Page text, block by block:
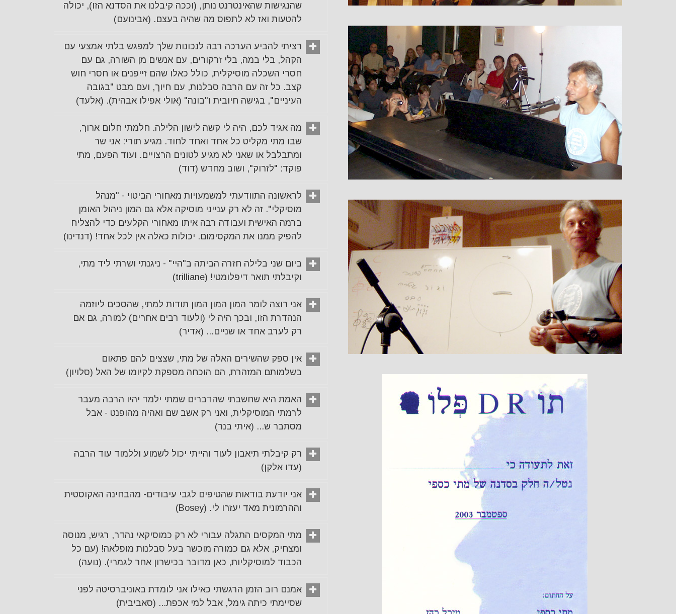
שהנגישות שהאינטרנט נותן, (וככה קיבלנו את הסדנא הזו), יכולה
להטעות ואז לא לתפוס מה שהיה בעצם. (אבינועם)
רציתי להביע הערכה רבה לנכונות שלך למפגש בלתי אמצעי עם
הקהל, בלי במה, בלי זרקורים, עם אנשים מן השורה, גם עם
חסרי השכלה מוסיקלית, כולל כאלו שהם זייפנים או חסרי חוש
קצב. כל זה עם הרבה סבלנות, עם חיוך, ועם מבט "בגובה
העיניים", בגישה חיובית ו"בונה" (אולי אפילו אבהית). (אלעד)
מה אגיד לכם, היה לי קשה לישון הלילה. חלמתי חלום ארוך,
שבו מתי מקליט כל אחד ואחד לחוד. מגיע תורי: אני שר
ומתבלבל או שאני לא מגיע לטונים הרצויים. ועוד הפעם, מתי
פוקד: "לזרוק", ושוב מחדש (דוד)
לראשונה התוודעתי למשמעויות מאחורי הביטוי - "מנהל
מוסיקלי". זה לא רק ענייני מוסיקה אלא גם המון ניהול האומן
ברמה האישית ועבודה רבה איתו מאחורי הקלעים כדי להצליח
להפיק ממנו את המקסימום. יכולות כאלה אין לכל אחד! (דנדינו)
ביום שני בלילה חזרה הביתה ב"היי" - ניגנתי ושרתי ליד מתי,
וקיבלתי תואר דיפלומטי! (trilliane)
אני רוצה לומר המון המון המון תודות למתי, שהסכים ליוזמה
הנהדרת הזו, ובכך היה לי (ולעוד רבים אחרים) למורה, גם אם
רק לערב אחד או שניים... (אדיר)
אין ספק שהשירים האלה של מתי, שצצים להם פתאום
בשלמותם המזהרת, הם הוכחה מספקת לקיומו של האל (סלויון)
האמת היא שחשבתי שהדברים שמתי ילמד יהיו הרבה מעבר
לרמתי המוסיקלית, ואני רק אשב שם ואהיה מהופנט - אבל
מסתבר ש... (איתי בנר)
רק קיבלתי תיאבון לעוד והייתי יכול לשמוע וללמוד עוד הרבה
(עדו אלקן)
אני יודעת בודאות שהטיפים לגבי עיבודים- מהבחינה האקוסטית
וההרמונית מאד יעזרו לי. (Bosey)
מתי המקסים התגלה עבורי לא רק כמוסיקאי נהדר, רגיש, מנוסה
ומצחיק, אלא גם כמורה מוכשר בעל סבלנות מופלאה! (עם כל
הכבוד למוסיקליות, כאן מדובר בכישרון אחר לגמרי). (נועה)
אמנם רוב הזמן הרגשתי כאילו אני לומדת באוניברסיטה לפני
שסיימתי כיתה גימל, אבל למי אכפת... (סאביבית)